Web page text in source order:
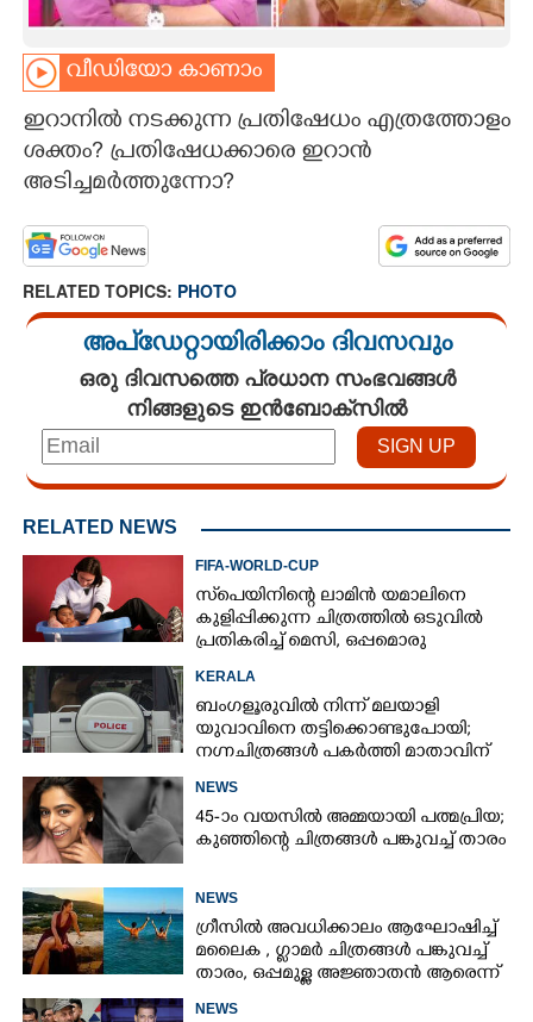
ASTRO
CARTOONS
LITERATURE
ZOOM
വീഡിയോ കാണാം
ഇറാനില്‍ നടക്കുന്ന പ്രതിഷേധം എത്രത്തോളം
ശക്തം? പ്രതിഷേധക്കാരെ ഇറാന്‍
അടിച്ചമര്‍ത്തുന്നോ?
RELATED TOPICS: PHOTO
അപ്ഡേറ്റായിരിക്കാം ദിവസവും
ഒരു ദിവസത്തെ പ്രധാന സംഭവങ്ങൾ
നിങ്ങളുടെ ഇൻബോക്സിൽ
RELATED NEWS
FIFA-WORLD-CUP
സ്‌പെയിനിന്റെ ലാമിൻ യമാലിനെ
കുളിപ്പിക്കുന്ന ചിത്രത്തിൽ ഒടുവിൽ
പ്രതികരിച്ച് മെസി, ഒപ്പമൊരു
KERALA
ബംഗളൂരുവിൽ നിന്ന് മലയാളി
യുവാവിനെ തട്ടിക്കൊണ്ടുപോയി;
നഗ്നചിത്രങ്ങൾ പകർത്തി മാതാവിന്
NEWS
45-ാം വയസിൽ അമ്മയായി പത്മപ്രിയ;
കുഞ്ഞിന്റെ ചിത്രങ്ങൾ പങ്കുവച്ച് താരം
NEWS
ഗ്രീസിൽ അവധിക്കാലം ആഘോഷിച്ച്
മലൈക ,​ ഗ്ലാമർ ചിത്രങ്ങൾ പങ്കുവച്ച്
താരം,​ ഒപ്പമുള്ള അജ്ഞാതൻ ആരെന്ന്
NEWS